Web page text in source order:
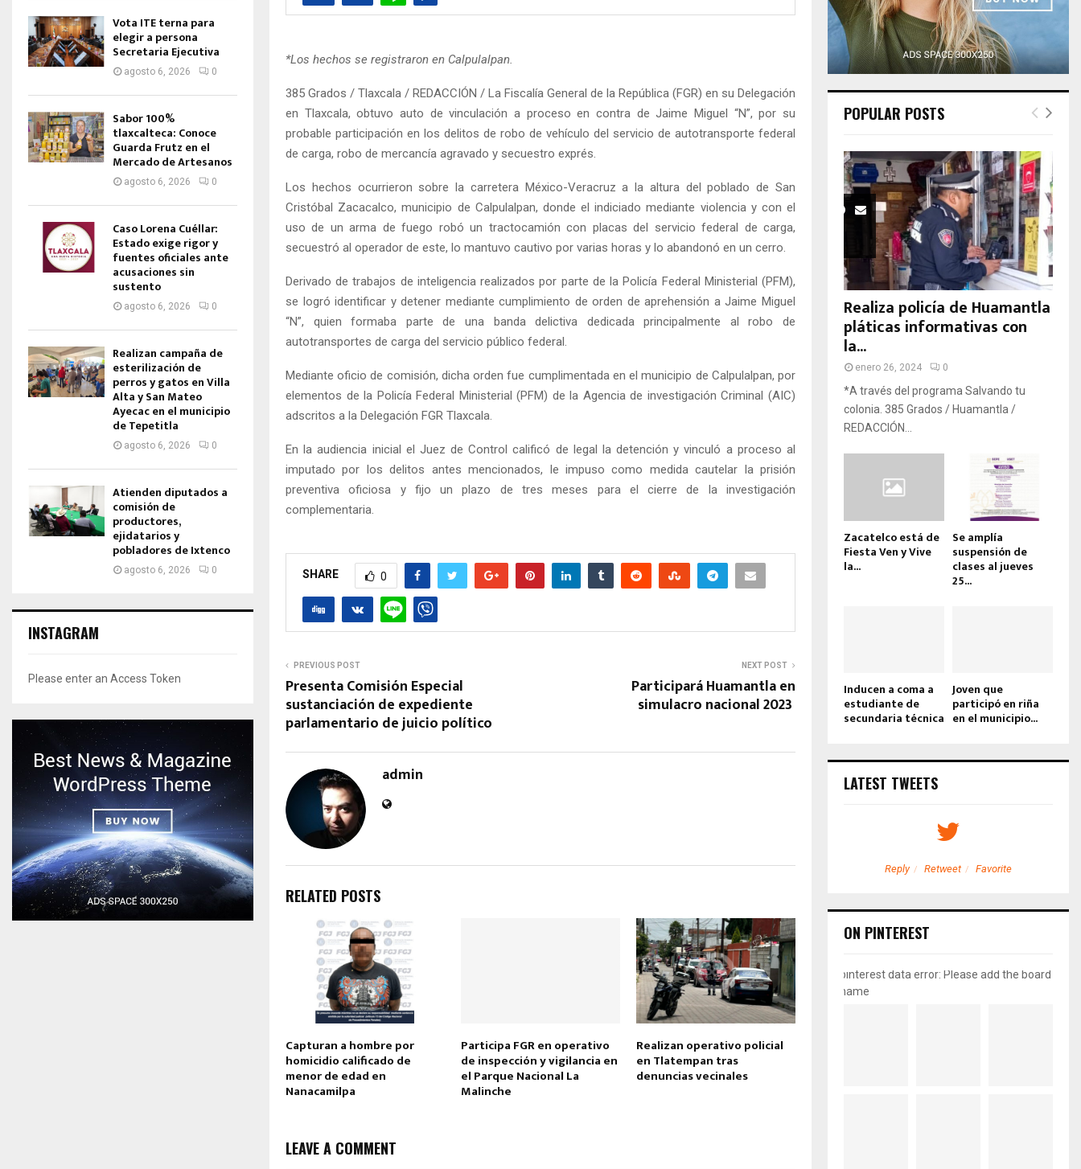
*Los hechos se registraron en Calpulalpan.
385 Grados / Tlaxcala / REDACCIÓN / La Fiscalía General de la República (FGR) en su Delegación
en Tlaxcala, obtuvo auto de vinculación a proceso en contra de Jaime Miguel “N”, por su
probable participación en los delitos de robo de vehículo del servicio de autotransporte federal
de carga, robo de mercancía agravado y secuestro exprés.
Los hechos ocurrieron sobre la carretera México-Veracruz a la altura del poblado de San
Cristóbal Zacacalco, municipio de Calpulalpan, donde el indiciado mediante violencia y con el
uso de un arma de fuego robó un tractocamión con placas del servicio federal de carga,
secuestró al operador de este, lo mantuvo cautivo por varias horas y lo abandonó en un cerro.
Derivado de trabajos de inteligencia realizados por parte de la Policía Federal Ministerial (PFM),
se logró identificar y detener mediante cumplimiento de orden de aprehensión a Jaime Miguel
“N”, quien formaba parte de una banda delictiva dedicada principalmente al robo de
autotransportes de carga del servicio público federal.
Mediante oficio de comisión, dicha orden fue cumplimentada en el municipio de Calpulalpan, por
elementos de la Policía Federal Ministerial (PFM) de la Agencia de investigación Criminal (AIC)
adscritos a la Delegación FGR Tlaxcala.
En la audiencia inicial el Juez de Control calificó de legal la detención y vinculó a proceso al
imputado por los delitos antes mencionados, le impuso como medida cautelar la prisión
preventiva oficiosa y fijo un plazo de tres meses para el cierre de la investigación
complementaria.
SHARE 0
PREVIOUS POST
Presenta Comisión Especial
sustanciación de expediente
parlamentario de juicio político
NEXT POST
Participará Huamantla en
simulacro nacional 2023
admin
RELATED POSTS
Capturan a hombre por
homicidio calificado de
menor de edad en
Nanacamilpa
Participa FGR en operativo
de inspección y vigilancia en
el Parque Nacional La
Malinche
Realizan operativo policial
en Tlatempan tras
denuncias vecinales
LEAVE A COMMENT
Vota ITE terna para
elegir a persona
Secretaria Ejecutiva
agosto 6, 2026 0
Sabor 100%
tlaxcalteca: Conoce
Guarda Frutz en el
Mercado de Artesanos
agosto 6, 2026 0
Caso Lorena Cuéllar:
Estado exige rigor y
fuentes oficiales ante
acusaciones sin
sustento
agosto 6, 2026 0
Realizan campaña de
esterilización de
perros y gatos en Villa
Alta y San Mateo
Ayecac en el municipio
de Tepetitla
agosto 6, 2026 0
Atienden diputados a
comisión de
productores,
ejidatarios y
pobladores de Ixtenco
agosto 6, 2026 0
INSTAGRAM
Please enter an Access Token
POPULAR POSTS
Realiza policía de Huamantla
pláticas informativas con
la...
enero 26, 2024 0
*A través del programa Salvando tu
colonia. 385 Grados / Huamantla /
REDACCIÓN...
Zacatelco está de
Fiesta Ven y Vive
la...
Se amplía
suspensión de
clases al jueves
25...
Inducen a coma a
estudiante de
secundaria técnica
Joven que
participó en riña
en el municipio...
LATEST TWEETS
Reply Retweet Favorite Reply Retweet Favorite Reply Retweet Favorite
ON PINTEREST
pinterest data error: Please add the board
name